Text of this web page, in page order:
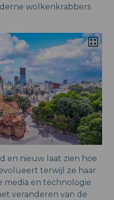
wolkenkrabbers
en nieuw laat zien hoe
terwijl ze haar
media en technologie
veranderen van de